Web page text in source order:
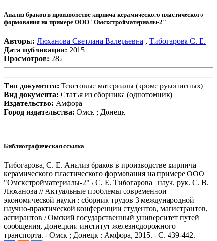
Анализ браков в производстве кирпича керамического пластического
формования на примере ООО "Омскстройматериалы-2"
Авторы: Люханова Светлана Валерьевна , Тибогарова С. Е.
Дата публикации: 2015
Просмотров: 282
Тип документа: Текстовые материалы (кроме рукописных)
Вид документа: Статья из сборника (однотомник)
Издательство: Амфора
Город издательства: Омск ; Донецк
Библиографическая ссылка
Тибогарова, С. Е. Анализ браков в производстве кирпича
керамического пластического формования на примере ООО
"Омскстройматериалы-2" / С. Е. Тибогарова ; науч. рук. С. В.
Люханова // Актуальные проблемы современной
экономической науки : сборник трудов 3 международной
научно-практической конференции студентов, магистрантов,
аспирантов / Омский государственный университет путей
сообщения, Донецкий институт железнодорожного
транспорта. - Омск ; Донецк : Амфора, 2015. - С. 439-442.